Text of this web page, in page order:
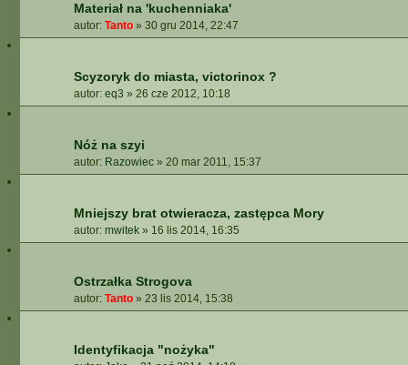
Materiał na 'kuchenniaka'
autor: Tanto » 30 gru 2014, 22:47
Scyzoryk do miasta, victorinox ?
autor: eq3 » 26 cze 2012, 10:18
Nóż na szyi
autor: Razowiec » 20 mar 2011, 15:37
Mniejszy brat otwieracza, zastępca Mory
autor: mwitek » 16 lis 2014, 16:35
Ostrzałka Strogova
autor: Tanto » 23 lis 2014, 15:38
Identyfikacja "nożyka"